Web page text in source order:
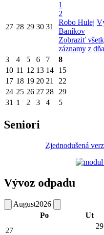
27 28 29 30 31
1
2
Robo Hulej
Baníkov
Zobraziť
záznamy z dňa
3
4 5 6 7 8
10 11 12 13 14 15
17 18 19 20 21 22
24 25 26 27 28 29
31 1 2 3 4 5
Seniori
Zjednodušená
Vývoz odpadu
August2026
Po
Ut
27
29